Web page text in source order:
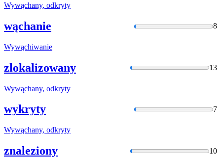
Wywąchany, odkryty
wąchanie 8
Wywąchiwanie
zlokalizowany 13
Wywąchany, odkryty
wykryty 7
Wywąchany, odkryty
znaleziony 10